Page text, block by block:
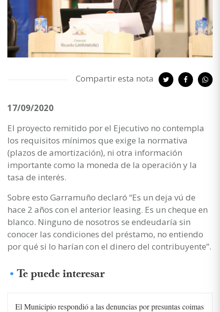
Compartir esta nota
17/09/2020
El proyecto remitido por el Ejecutivo no contempla
los requisitos mínimos que exige la normativa
(plazos de amortización), ni otra información
importante como la moneda de la operación y la
tasa de interés.
Sobre esto Garramuño declaró “Es un deja vú de
hace 2 años con el anterior leasing. Es un cheque en
blanco. Ninguno de nosotros se endeudaría sin
conocer las condiciones del préstamo, no entiendo
por qué si lo harían con el dinero del contribuyente”.
Te puede interesar
El Municipio respondió a las denuncias por presuntas coimas